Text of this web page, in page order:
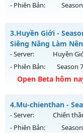
Exp: 500x - Drop: 20%
Thể loại: Mu Nguyên
Antihack: PRO
- Phiên Bản:
MU THIÊN MỆNH -
Mu mới ra tháng 08
19h ngày 09/08/2626
Exp: 500x - Drop: 20%
Kiểu reset: Reset In
Antihack: Antihack
3.Huyền Giới -
Siêng Năng Làm
- Server: Huyền
- Phiên Bản:
Season
Open Beta hôm
Huyền Giới - Siêng
Mu mới ra tháng 08
ngày 06/08/2626
4.Mu-chienthan -
- Server: Chiến
- Phiên Bản: